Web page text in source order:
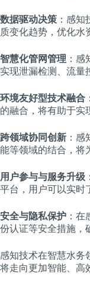
数据驱动决策 ：感
质变化趋势，优化水
智慧化管网管理 ：
实现泄漏检测、流量
环境友好型技术融合
的融合，将有助于实
跨领域协同创新 ：
能等领域的结合，将
用户参与与服务升级
平台，用户可以实时
安全与隐私保护 ：
份认证等安全措施，
感知技术在智慧水务
将走向更加智能、高